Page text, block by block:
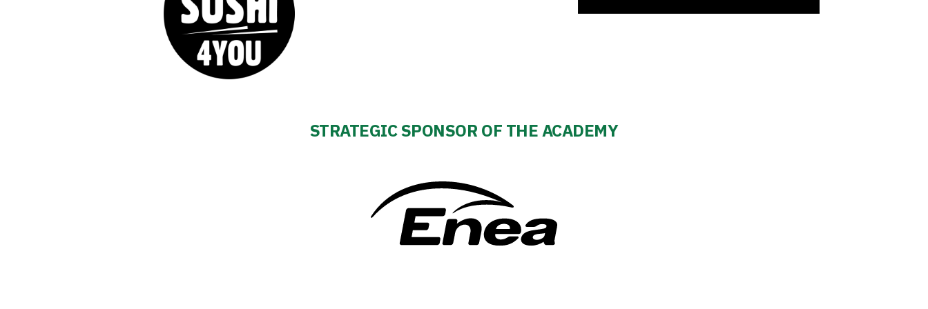
STRATEGIC SPONSOR OF THE ACADEMY